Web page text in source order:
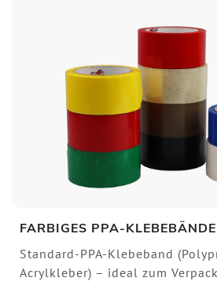
FARBIGES PPA-
Standard-PPA-Klebeband
Acrylkleber) – ideal zum